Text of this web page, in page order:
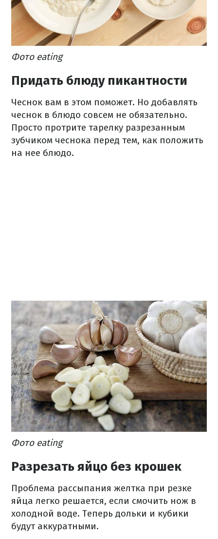
Фото eating
Придать блюду пикантности
Чеснок вам в этом поможет. Но добавлять
чеснок в блюдо совсем не обязательно.
Просто протрите тарелку разрезанным
зубчиком чеснока перед тем, как положить
на нее блюдо.
Фото eating
Разрезать яйцо без крошек
Проблема рассыпания желтка при резке
яйца легко решается, если смочить нож в
холодной воде. Теперь дольки и кубики
будут аккуратными.